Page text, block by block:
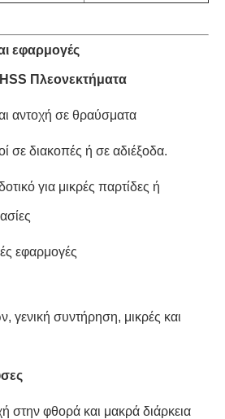
εφαρμογές
Πλεονεκτήματα
αντοχή σε θραύσματα
σε διακοπές ή σε αδιέξοδα.
για μικρές παρτίδες ή
εφαρμογές
γενική συντήρηση, μικρές και
στην φθορά και μακρά διάρκεια